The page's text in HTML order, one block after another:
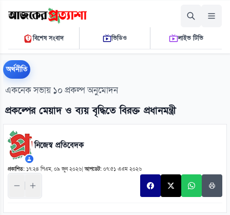
শুক্রবার, ০৭ আগস্ট ২০২৬
০৯:৩০:৫৮ এ.এম.THE DAILY AJKER PROTTASHA
বিশেষ সংবাদ ভিডিও লাইভ টিভি
অর্থনীতি
একনেক সভায় ১০ প্রকল্প অনুমোদন
প্রকল্পের মেয়াদ ও ব্যয় বৃদ্ধিতে বিরক্ত প্রধানমন্ত্রী
নিজেস্ব প্রতিবেদক
প্রকাশিত: ১৭:২৪ পিএম, ০৯ জুন ২০২৬ |আপডেট: ০৭:৫১ এএম ২০২৬